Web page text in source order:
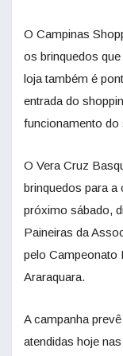
O Campinas
os brinquedos
loja também é
entrada do
funcionamento do
O Vera Cruz
brinquedos para a
próximo sábado,
Paineiras da
pelo Campeonato
Araraquara.
A campanha
atendidas hoje